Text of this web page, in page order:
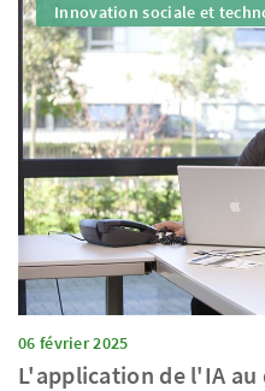
Innovation sociale et
06 février 2025
L'application de l'IA